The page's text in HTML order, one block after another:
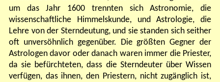
um das Jahr 1600 trennten sich Astronomie, die
wissenschaftliche Himmelskunde, und Astrologie, die
Lehre von der Sterndeutung, und sie standen sich seither
oft unversöhnlich gegenüber. Die größten Gegner der
Astrologen davor oder danach waren immer die Priester,
da sie befürchteten, dass die Sterndeuter über Wissen
verfügen, das ihnen, den Priestern, nicht zugänglich ist,